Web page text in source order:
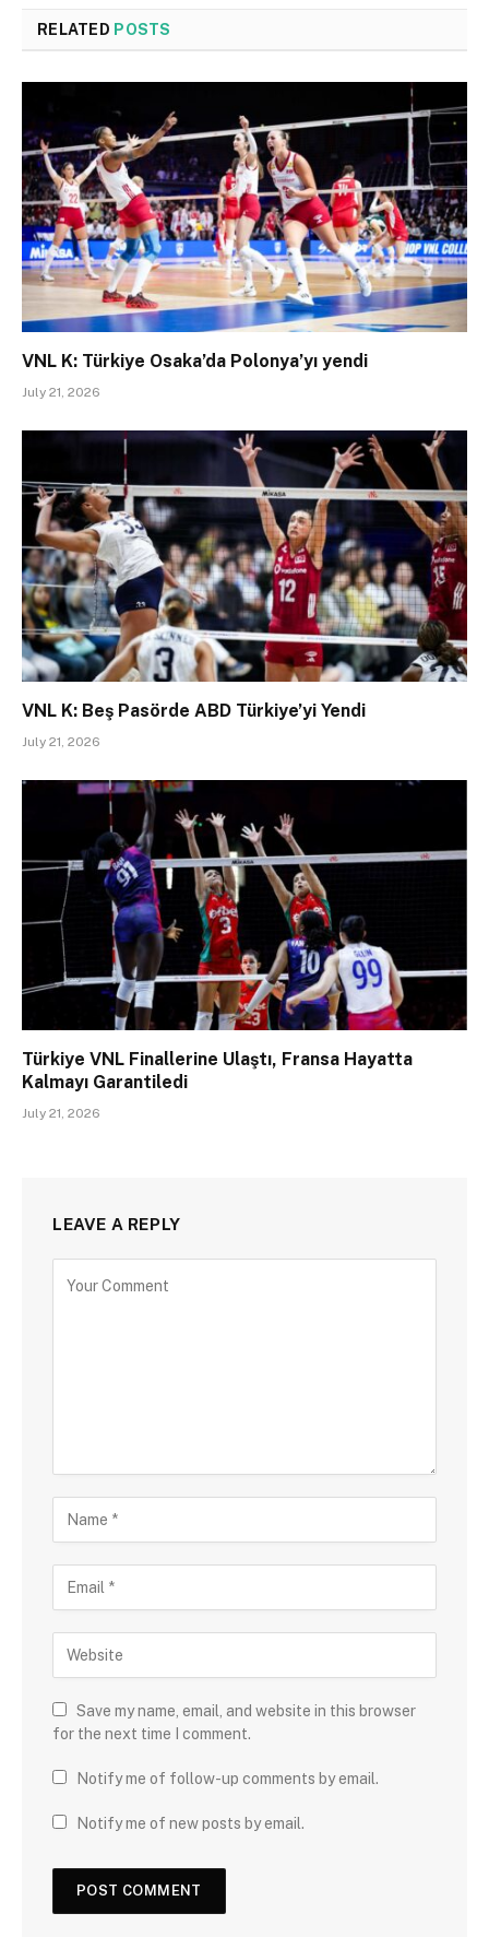
RELATED POSTS
VNL K: Türkiye Osaka’da Polonya’yı yendi
July 21, 2026
VNL K: Beş Pasörde ABD Türkiye’yi Yendi
July 21, 2026
Türkiye VNL Finallerine Ulaştı, Fransa Hayatta
Kalmayı Garantiledi
July 21, 2026
LEAVE A REPLY
Save my name, email, and website in this browser
for the next time I comment.
Notify me of follow-up comments by email.
Notify me of new posts by email.